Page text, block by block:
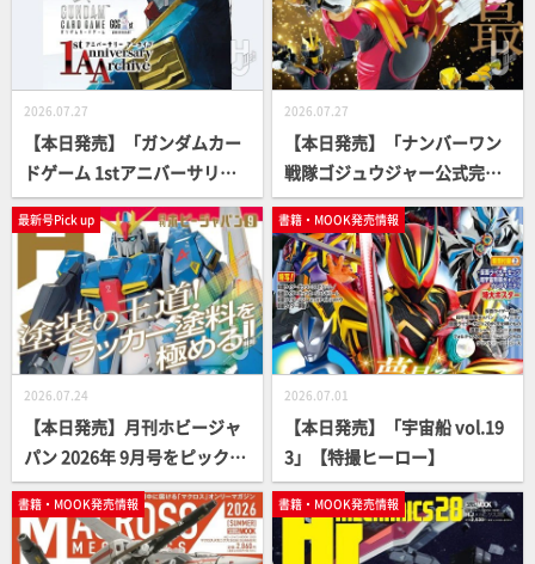
2026.07.27
【本日発売】「ガンダムカー
ドゲーム 1stアニバーサリー
アーカイブ」【ガンダム】
2026.07.27
【本日発売】「ナンバーワン
戦隊ゴジュウジャー公式完全
読本」【スーパー戦隊】
最新号Pick up
2026.07.24
【本日発売】月刊ホビージャ
パン 2026年 9月号をピックア
ップ！
書籍・MOOK発売情報
2026.07.01
【本日発売】「宇宙船 vol.19
3」【特撮ヒーロー】
書籍・MOOK発売情報 書籍・MOOK発売情報